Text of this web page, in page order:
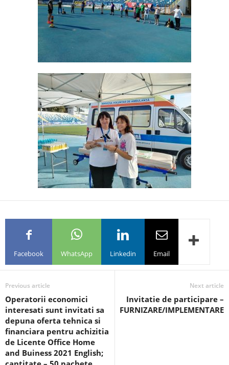
Facebook WhatsApp Linkedin Email
Previous article
Operatorii economici
interesati sunt invitati sa
depuna oferta tehnica si
financiara pentru achizitia
de Licente Office Home
and Buiness 2021 English;
Next article
Invitatie de participare –
FURNIZARE/IMPLEMENTARE